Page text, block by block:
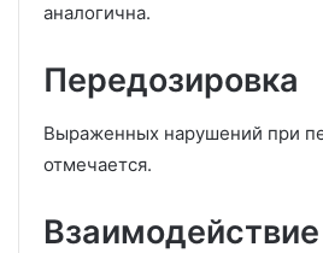
аналогична.
Передозировка
Выраженных нарушений при
отмечается.
Взаимодействие